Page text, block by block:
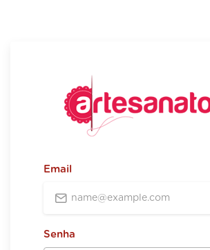
Email
Senha